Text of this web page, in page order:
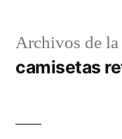
Archivos de la
camisetas